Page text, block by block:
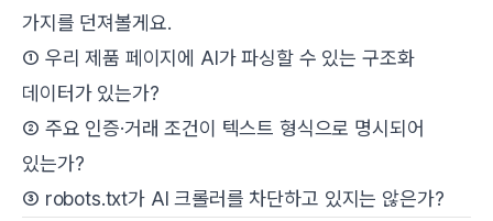
가지를 던져볼게요.
① 우리 제품 페이지에 AI가 파싱할 수 있는 구조화
데이터가 있는가?
② 주요 인증·거래 조건이 텍스트 형식으로 명시되어
있는가?
③ robots.txt가 AI 크롤러를 차단하고 있지는 않은가?